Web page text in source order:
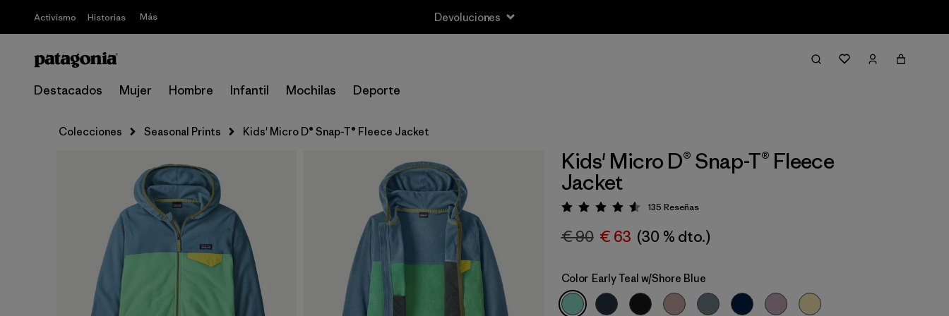
Activismo Historias Más Devoluciones
Destacados Mujer Hombre Infantil Mochilas Deporte
Colecciones Seasonal Prints Kids' Micro D® Snap-T® Fleece Jacket
Kids' Micro D® Snap-T® Fleece
Jacket
Puntuación: 4.6 / 5
135 Reseñas
€ 90 € 63 (30 % dto.)
Color Early Teal w/Shore Blue